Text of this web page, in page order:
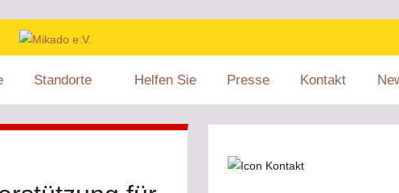
Mikado
e:V.
e.V.
wurde
im
Standorte Helfen Sie Presse Kontakt